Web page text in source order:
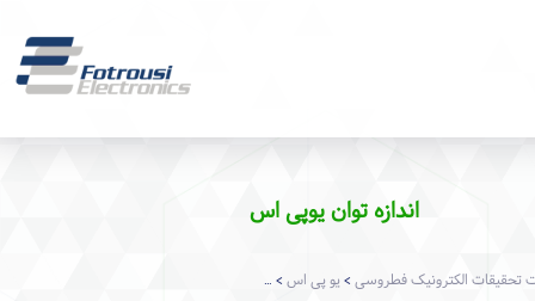
اندازه توان یوپی اس
الکترونیک فطروسی> یو پی اس>